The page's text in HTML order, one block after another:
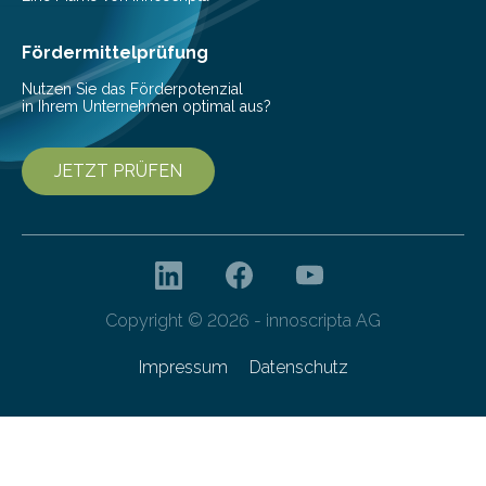
Fördermittelprüfung
Nutzen Sie das Förderpotenzial
in Ihrem Unternehmen optimal aus?
JETZT PRÜFEN
Copyright © 2026 - innoscripta AG
Impressum Datenschutz